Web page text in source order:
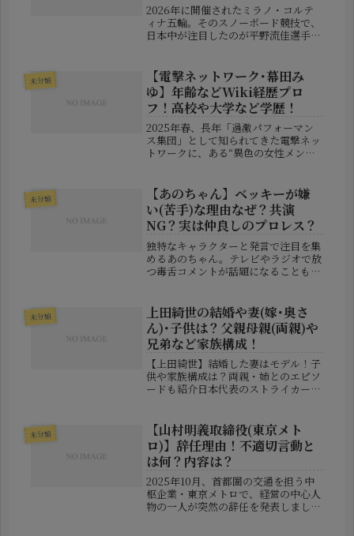
2026年に開催されたミラノ・コルテ
ィナ五輪。そのスノーボード競技で、
日本中が注目したのが平野流佳選手の
に終わり、競技後には涙を流す姿が映
し出され、多くのファンが胸を打た
れ...
未分類
【電撃ネットワーク･幕田み
ゆ】年齢などWiki経歴プロ
フ！高校や大学など学歴！
2025年春、長年「過激パフォーマン
ス集団」として知られてきた電撃ネッ
トワークに、ある“異色の女性メンバ
っていた幕田みゆ（まくた・みゆ）さ
ん。本記事では、彼女の年齢や経
歴、...
未分類
【あのちゃん】ベッキーが嫌
い(苦手)な理由なぜ？共演
NG？実は仲良しのプロレス？
独特なキャラクターと発言で注目を集
めるあのちゃん。テレビやラジオで放
つ毒舌コメントが話題になることも多
くありません。最近では、鈴木紗理奈
さんの名前を挙げたことで騒動になり
ま...
未分類
上田綺世の結婚や妻(嫁･奥さ
ん)･子供は？父親母親(両親)や
兄弟など家族構成！
【上田綺世】結婚した妻はモデル！子
供や家族構成は？両親・姉とのエピソ
ードも紹介日本代表のストライカーと
の名門フェイエノールトでゴールを量
産し、その活躍は国内外から注目を集
め...
未分類
【山村明義取締役(東京メト
ロ)】辞任理由！不適切言動と
は何？内容は？
2025年10月、首都圏の交通を担う中
枢企業・東京メトロで、経営の中心人
物の一人が突然の辞任を発表しまし